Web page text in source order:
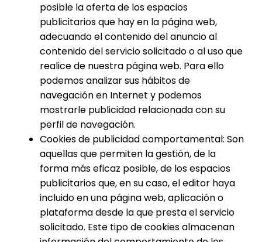
posible la oferta de los espacios
publicitarios que hay en la página web,
adecuando el contenido del anuncio al
contenido del servicio solicitado o al uso que
realice de nuestra página web. Para ello
podemos analizar sus hábitos de
navegación en Internet y podemos
mostrarle publicidad relacionada con su
perfil de navegación.
Cookies de publicidad comportamental: Son
aquellas que permiten la gestión, de la
forma más eficaz posible, de los espacios
publicitarios que, en su caso, el editor haya
incluido en una página web, aplicación o
plataforma desde la que presta el servicio
solicitado. Este tipo de cookies almacenan